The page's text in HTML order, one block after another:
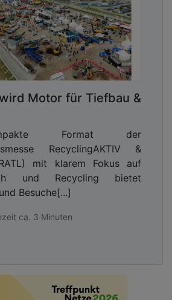
Motor für Tiefbau &
Format der
RecyclingAKTIV &
mit klarem Fokus auf
und Recycling bietet
Besuche[...]
ca. 3 Minuten